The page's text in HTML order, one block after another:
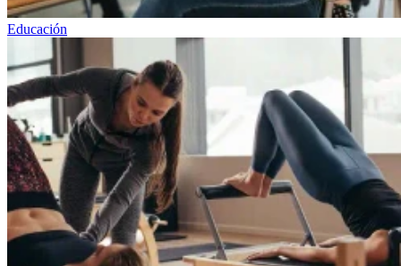
Educación